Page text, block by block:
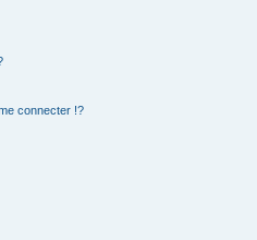
connecter !?